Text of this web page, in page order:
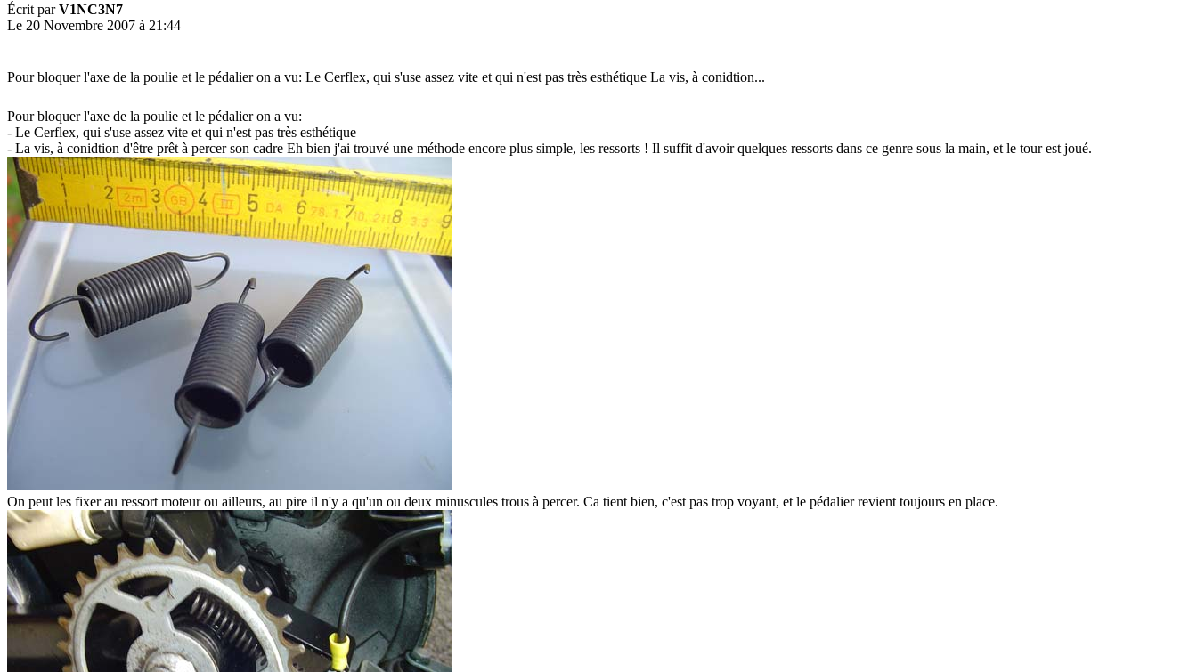
Écrit parV1NC3N7
Le 20 Novembre 2007 à 21:44
Pour bloquer l'axe de la poulie et le pédalier on a vu: Le Cerflex, qui s'use assez vite et qui n'est pas très esthétique La vis, à conidtion...
Pour bloquer l'axe de la poulie et le pédalier on a vu:
- Le Cerflex, qui s'use assez vite et qui n'est pas très esthétique
- La vis, à conidtion d'être prêt à percer son cadre Eh bien j'ai trouvé une méthode encore plus simple, les ressorts ! Il suffit d'avoir quelques ressorts dans ce genre sous la main, et le tour est joué.
On peut les fixer au ressort moteur ou ailleurs, au pire il n'y a qu'un ou deux minuscules trous à percer. Ca tient bien, c'est pas trop voyant, et le pédalier revient toujours en place.